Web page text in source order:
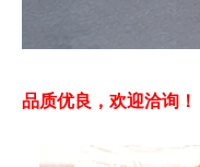
品质优良，欢迎洽询！